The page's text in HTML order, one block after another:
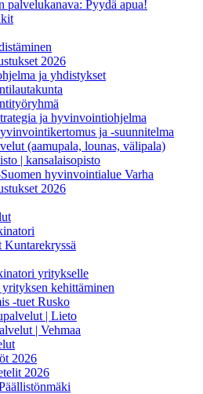
palvelukanava: Pyydä apua!
2026
ja yhdistykset
ja hyvinvointiohjelma
ja -suunnitelma
(aamupala, lounas, välipala)
| kansalaisopisto
hyvinvointialue Varha
2026
Kuntarekryssä
yritykselle
kehittäminen
-tuet Rusko
| Lieto
| Vehmaa
2026
2026